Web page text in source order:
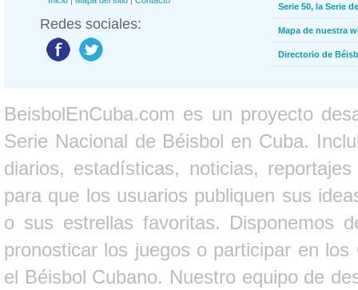
Redes sociales:
Serie 50, la Serie
Mapa de nuestra
Directorio de
BeisbolEnCuba.com es un proyecto
Serie Nacional de Béisbol en Cuba.
diarios, estadísticas, noticias,
para que los usuarios publiquen sus
o sus estrellas favoritas. Disponemos
pronosticar los juegos o participar en
el Béisbol Cubano. Nuestro equipo de